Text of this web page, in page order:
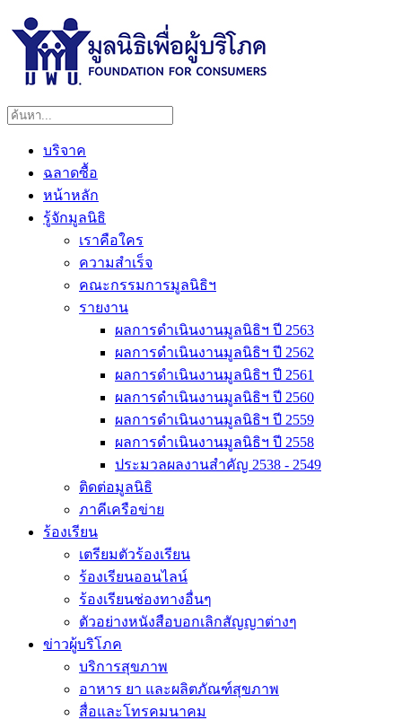
บริจาค
ฉลาดซื้อ
หน้าหลัก
รู้จักมูลนิธิ
เราคือใคร
ความสำเร็จ
คณะกรรมการมูลนิธิฯ
รายงาน
ผลการดำเนินงานมูลนิธิฯ ปี 2563
ผลการดำเนินงานมูลนิธิฯ ปี 2562
ผลการดำเนินงานมูลนิธิฯ ปี 2561
ผลการดำเนินงานมูลนิธิฯ ปี 2560
ผลการดำเนินงานมูลนิธิฯ ปี 2559
ผลการดำเนินงานมูลนิธิฯ ปี 2558
ประมวลผลงานสำคัญ 2538 - 2549
ติดต่อมูลนิธิ
ภาคีเครือข่าย
ร้องเรียน
เตรียมตัวร้องเรียน
ร้องเรียนออนไลน์
ร้องเรียนช่องทางอื่นๆ
ตัวอย่างหนังสือบอกเลิกสัญญาต่างๆ
ข่าวผู้บริโภค
บริการสุขภาพ
อาหาร ยา และผลิตภัณฑ์สุขภาพ
สื่อและโทรคมนาคม